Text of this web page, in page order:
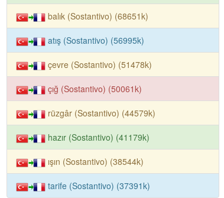
balık (Sostantivo) (68651k)
atış (Sostantivo) (56995k)
çevre (Sostantivo) (51478k)
çığ (Sostantivo) (50061k)
rüzgâr (Sostantivo) (44579k)
hazır (Sostantivo) (41179k)
ışın (Sostantivo) (38544k)
tarife (Sostantivo) (37391k)